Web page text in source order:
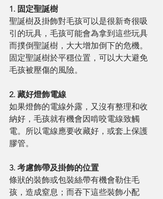
1. 固定聖誕樹
聖誕樹及掛飾對毛孩可以是很新奇很吸
引的玩具，毛孩可能會為拿到這些玩具
而撲倒聖誕樹，大大增加倒下的危機。
固定聖誕樹於平穩位置，可以大大避免
毛孩被壓傷的風險。
2. 藏好燈飾電線
如果燈飾的電線外露，又沒有整理和收
納好，毛孩就有機會因啃咬電線致觸
電。所以電線應要收藏好，或套上保護
膠管。
3. 考慮飾帶及掛飾的位置
條狀的裝飾或包裝絲帶有機會勒住毛
孩，造成窒息；而吞下這些裝飾小配